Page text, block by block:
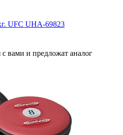
UFC UHA-69823
вами и предложат аналог